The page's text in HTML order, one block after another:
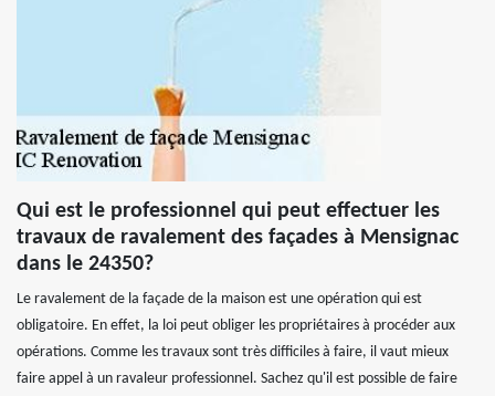
Qui est le professionnel qui peut effectuer les
travaux de ravalement des façades à Mensignac
dans le 24350?
Le ravalement de la façade de la maison est une opération qui est
obligatoire. En effet, la loi peut obliger les propriétaires à procéder aux
opérations. Comme les travaux sont très difficiles à faire, il vaut mieux
faire appel à un ravaleur professionnel. Sachez qu'il est possible de faire